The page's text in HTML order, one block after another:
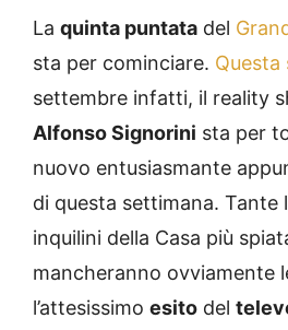
La quinta puntata del
sta per cominciare. Questa
settembre infatti, il reality
Alfonso Signorini sta per
nuovo entusiasmante
di questa settimana. Tante
inquilini della Casa più
mancheranno ovviamente
l’attesissimo esito del